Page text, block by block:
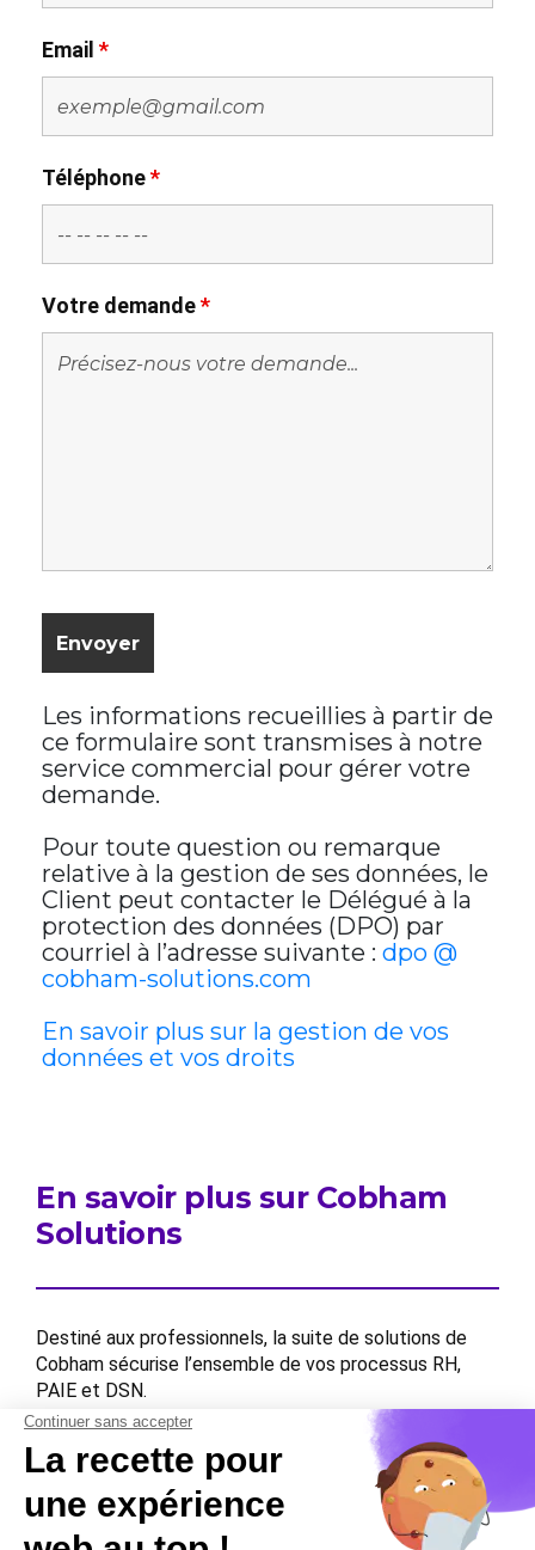
Email *
Téléphone*
Votre demande*
Les informations recueillies à partir de
ce formulaire sont transmises à notre
service commercial pour gérer votre
demande.
Pour toute question ou remarque
relative à la gestion de ses données, le
Client peut contacter le Délégué à la
protection des données (DPO) par
courriel à l’adresse suivante : dpo @
cobham-solutions.com
En savoir plus sur la gestion de vos
données et vos droits
En savoir plus sur Cobham
Solutions
Destiné aux professionnels, la suite de solutions de
Cobham sécurise l’ensemble de vos processus RH,
PAIE et DSN.
Contactez-nous